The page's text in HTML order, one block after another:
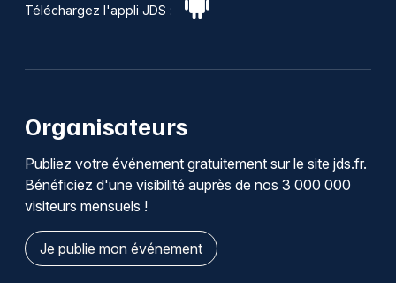
Téléchargez l'appli JDS :
Organisateurs
Publiez votre événement gratuitement sur le site jds.fr.
Bénéficiez d'une visibilité auprès de nos 3 000 000
visiteurs mensuels !
Je publie mon événement